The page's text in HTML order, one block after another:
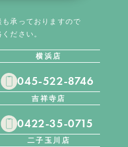
承っておりますので
ださい。
横浜店
045-522-8746
吉祥寺店
0422-35-0715
二子玉川店